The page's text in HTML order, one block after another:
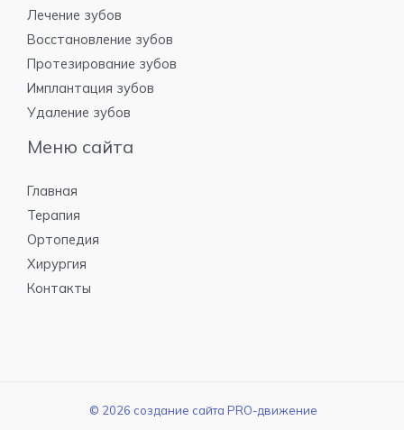
Лечение зубов
Восстановление зубов
Протезирование зубов
Имплантация зубов
Удаление зубов
Меню сайта
Главная
Терапия
Ортопедия
Хирургия
Контакты
© 2026 создание сайта PRO-движение